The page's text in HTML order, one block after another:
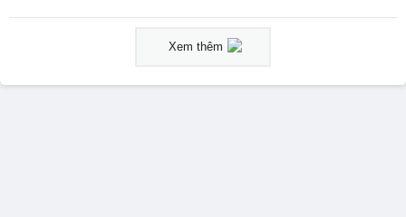
Xem thêm